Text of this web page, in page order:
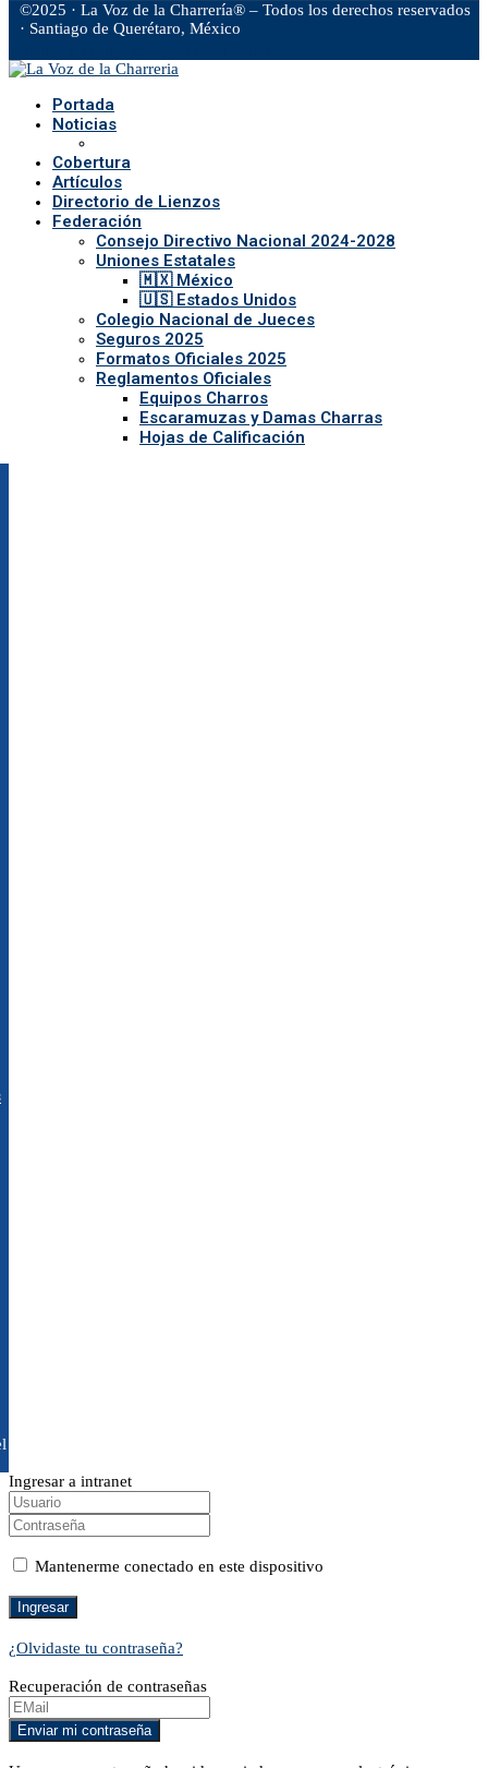
©2025 · La Voz de la Charrería® – Todos los derechos reservados
· Santiago de Querétaro, México
Portada
Noticias
Cobertura
Artículos
Directorio de Lienzos
Federación
Consejo Directivo Nacional 2024-2028
Uniones Estatales
🇲🇽 México
🇺🇸 Estados Unidos
Colegio Nacional de Jueces
Seguros 2025
Formatos Oficiales 2025
Reglamentos Oficiales
Equipos Charros
Escaramuzas y Damas Charras
Hojas de Calificación
Ingresar a intranet
Mantenerme conectado en este dispositivo
¿Olvidaste tu contraseña?
Recuperación de contraseñas